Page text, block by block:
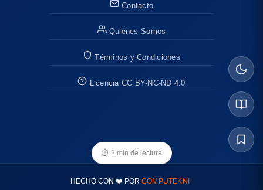
Contacto
Quiénes Somos
Términos y Condiciones
Licencia CC BY-NC-ND 4.0
HECHO CON ❤️ POR COMPUTEKNI
⏱ 2 min de lectura